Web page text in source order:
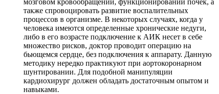
также спровоцировать развитие воспалительных
процессов в организме. В некоторых случаях, когда у
человека имеются определенные хронические недуги,
либо в его возрасте подключение к АИК несет в себе
множество рисков, доктор проводит операцию на
бьющемся сердце, без подключения к аппарату. Данную
методику нередко практикуют при аортокоронарном
шунтировании. Для подобной манипуляции
кардиохирург должен обладать достаточным опытом и
навыками.